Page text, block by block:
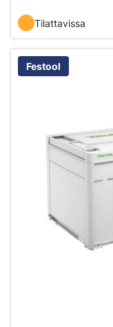
Tilattavissa
Festool